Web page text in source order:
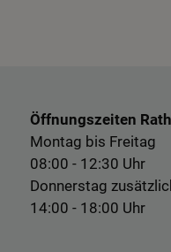
Öffnungszeiten
Montag bis Freitag
08:00 - 12:30 Uhr
Donnerstag
14:00 - 18:00 Uhr